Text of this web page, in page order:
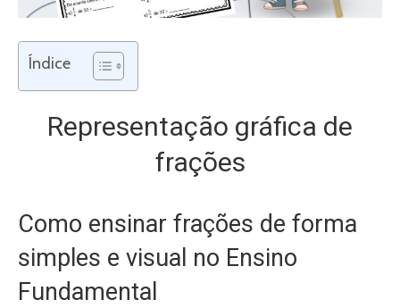
Índice
Representação gráfica de
frações
Como ensinar frações de forma
simples e visual no Ensino
Fundamental